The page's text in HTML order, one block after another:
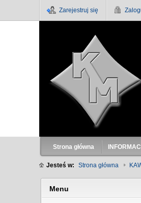
Zarejestruj się
Strona główna
Jesteś w: Strona główna
Menu